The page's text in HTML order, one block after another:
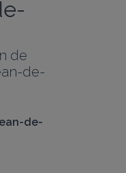
de
de-
de-